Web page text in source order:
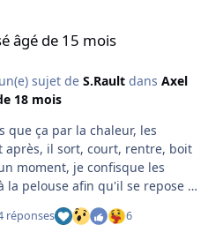
à le toucher depuis. J'espère
n'ayant que des petits
âgé de 15 mois
sujet de S.Raultdans Axel
18 mois
que ça par la chaleur, les
après, il sort, court, rentre, boit
moment, je confisque les
la pelouse afin qu'il se repose à
traîne au sol, c'est le seul
réponses 6